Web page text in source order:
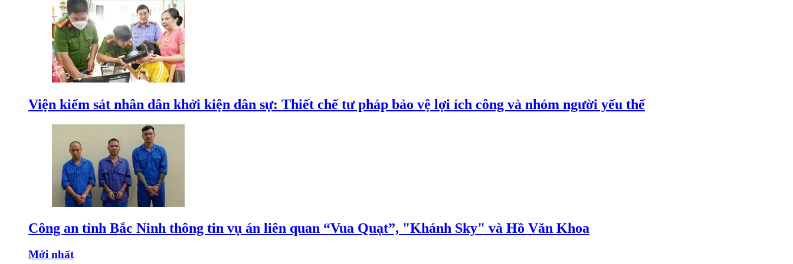
Viện kiểm sát nhân dân khởi kiện dân sự: Thiết chế tư pháp bảo vệ lợi ích công và nhóm người yếu thế
Công an tỉnh Bắc Ninh thông tin vụ án liên quan “Vua Quạt”, "Khánh Sky" và Hồ Văn Khoa
Mới nhất